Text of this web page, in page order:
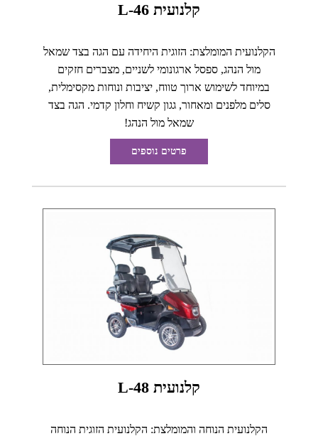
קלנועית L-46
הקלנועית המומלצת: הזוגית היחידה עם הגה בצד שמאל
מול הנהג, ספסל ארגונומי לשניים, מצברים חזקים
במיוחד לשימוש ארוך טווח, יציבות ונוחות מקסימלית,
סלים מלפנים ומאחור, גגון קשיח וחלון קדמי. הגה בצד
שמאל מול הנהג!
פרטים נוספים
קלנועית L-48
הקלנועית הנוחה והמומלצת: הקלנועית הזוגית הנוחה